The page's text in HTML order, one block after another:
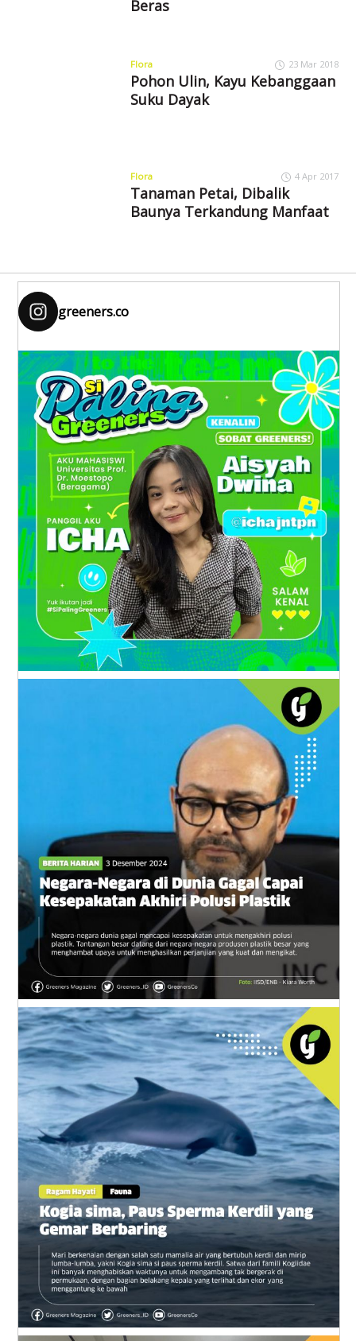
Beras
Flora 23 Mar 2018
Pohon Ulin, Kayu Kebanggaan
Suku Dayak
Flora 4 Apr 2017
Tanaman Petai, Dibalik
Baunya Terkandung Manfaat
greeners.co